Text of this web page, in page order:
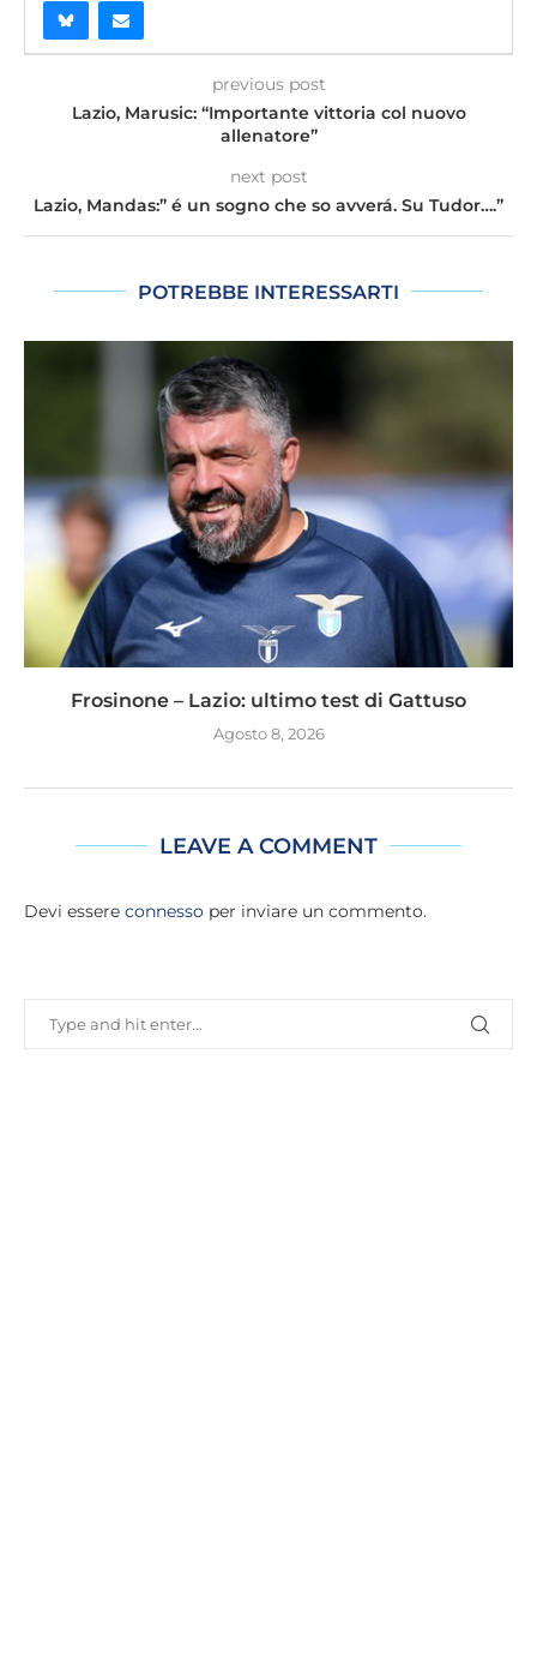
previous post
Lazio, Marusic: “Importante vittoria col nuovo
allenatore”
next post
Lazio, Mandas:” é un sogno che so avverá. Su Tudor….”
POTREBBE INTERESSARTI
Frosinone – Lazio: ultimo test di Gattuso
Agosto 8, 2026
LEAVE A COMMENT
Devi essere connesso per inviare un commento.